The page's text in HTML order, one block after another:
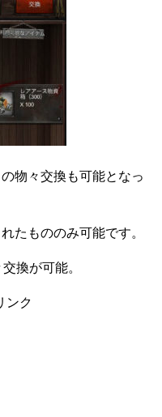
物々交換も可能となっ
たもののみ可能です。
換が可能。
ンク